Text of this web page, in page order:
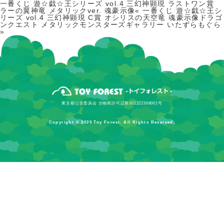
一番くじ 遊☆戯☆王シリーズ vol.4 三幻神顕現 ラストワン賞
ラーの翼神竜 メタリックver. 魂豪示像«一番くじ 遊☆戯☆王シ
リーズ vol.4 三幻神顕現 C賞 オシリスの天空竜 魂豪示像 ドラゴ
ンクエスト メタリックモンスターズギャラリー いたずらもぐら
»
東京都公安委員会 古物商許可証第302221308001号
Copyright © 2020 Toy Forest. All Rights Reserved.